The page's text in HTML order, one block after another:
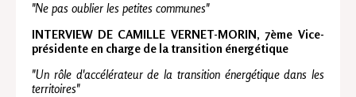
"Ne pas oublier les petites communes"
INTERVIEW DE CAMILLE VERNET-MORIN, 7ème Vice-
présidente en charge de la transition énergétique
"Un rôle d'accélérateur de la transition énergétique dans les
territoires"